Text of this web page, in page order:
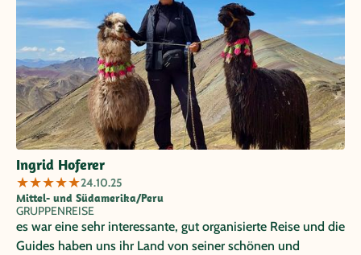
Ingrid Hoferer
★★★★★24.10.25
Mittel- und Südamerika/Peru
GRUPPENREISE
es war eine sehr interessante, gut organisierte Reise und die
Guides haben uns ihr Land von seiner schönen und